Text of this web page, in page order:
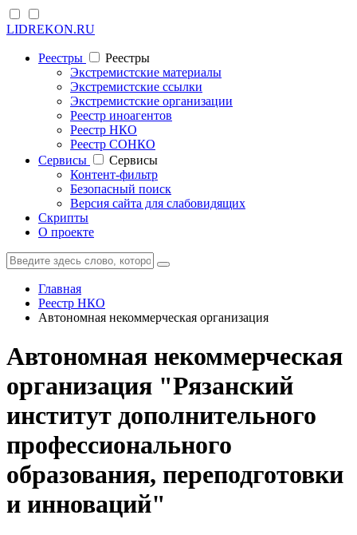
LIDREKON.RU
Реестры
Реестры
Экстремистские материалы
Экстремистские ссылки
Экстремистские организации
Реестр иноагентов
Реестр НКО
Реестр СОНКО
Cервисы
Cервисы
Контент-фильтр
Безопасный поиск
Версия сайта для слабовидящих
Скрипты
О проекте
Главная
Реестр НКО
Автономная некоммерческая организация
Автономная некоммерческая
организация "Рязанский
институт дополнительного
профессионального
образования, переподготовки
и инноваций"